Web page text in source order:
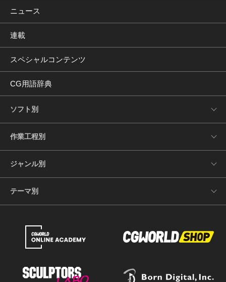
ニュース
連載
スペシャルコンテンツ
CG用語辞典
ソフト別
作業工程別
ジャンル別
テーマ別